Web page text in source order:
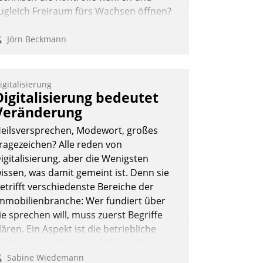
Freiraum fürs Wachsen öffnen?
Jörn Beckmann
bedeutet
Modewort, großes
Alle reden von
aber die Wenigsten
was damit gemeint ist. Denn sie
verschiedenste Bereiche der
Wer fundiert über
sprechen will, muss zuerst Begriffe
Ein Aspekt ist die betriebliche
große Einsparungen durch
Sabine Wiedemann